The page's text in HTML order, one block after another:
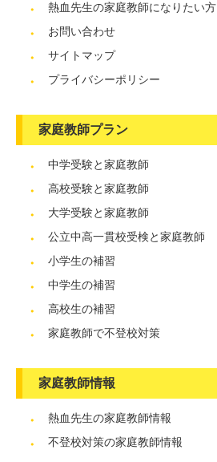
熱血先生の家庭教師になりたい方
お問い合わせ
サイトマップ
プライバシーポリシー
家庭教師プラン
中学受験と家庭教師
高校受験と家庭教師
大学受験と家庭教師
公立中高一貫校受検と家庭教師
小学生の補習
中学生の補習
高校生の補習
家庭教師で不登校対策
家庭教師情報
熱血先生の家庭教師情報
不登校対策の家庭教師情報